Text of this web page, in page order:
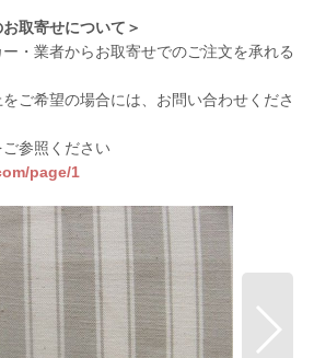
取寄せについて＞
・業者からお取寄せでのご注文を承れる
ご希望の場合には、お問い合わせくださ
参照ください
page/1